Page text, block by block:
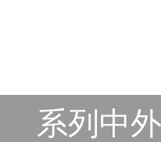
系列 中